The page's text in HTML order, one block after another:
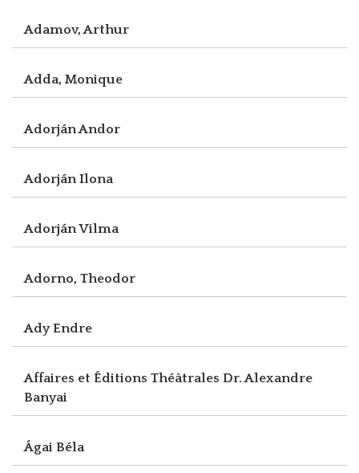
Adamov, Arthur
Adda, Monique
Adorján Andor
Adorján Ilona
Adorján Vilma
Adorno, Theodor
Ady Endre
Affaires et Éditions Théâtrales Dr. Alexandre
Banyai
Ágai Béla